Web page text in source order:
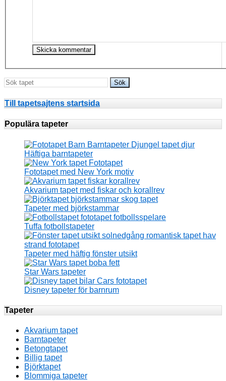
Till tapetsajtens startsida
Populära tapeter
Häftiga barntapeter
Fototapet med New York motiv
Akvarium tapet med fiskar och korallrev
Tapeter med björkstammar
Tuffa fotbollstapeter
Tapeter med häftig fönster utsikt
Star Wars tapeter
Disney tapeter för barnrum
Tapeter
Akvarium tapet
Barntapeter
Betongtapet
Billig tapet
Björktapet
Blommiga tapeter